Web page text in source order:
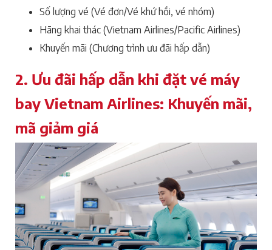
Số lượng vé (Vé đơn/Vé khứ hồi, vé nhóm)
Hãng khai thác (Vietnam Airlines/Pacific Airlines)
Khuyến mãi (Chương trình ưu đãi hấp dẫn)
2. Ưu đãi hấp dẫn khi đặt vé máy
bay Vietnam Airlines: Khuyến mãi,
mã giảm giá